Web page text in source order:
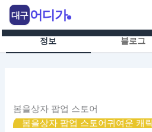
츠
정보 블로그
봄을상자 팝업 스토어
봄을상자 팝업 스토어 귀여운 캐
대구 어디가